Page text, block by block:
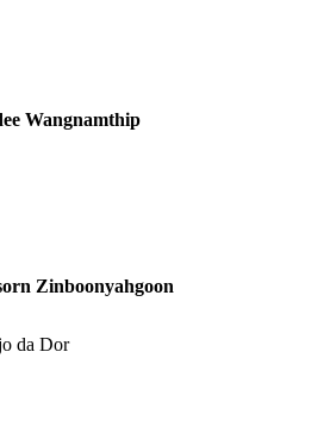
Wangnamthip
Zinboonyahgoon
da Dor